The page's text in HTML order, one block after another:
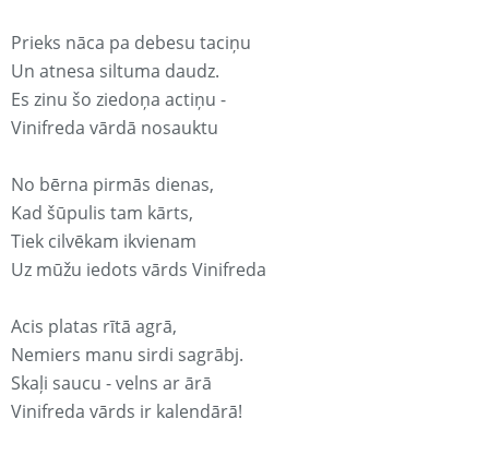
Prieks nāca pa debesu taciņu
Un atnesa siltuma daudz.
Es zinu šo ziedoņa actiņu -
Vinifreda vārdā nosauktu
No bērna pirmās dienas,
Kad šūpulis tam kārts,
Tiek cilvēkam ikvienam
Uz mūžu iedots vārds Vinifreda
Acis platas rītā agrā,
Nemiers manu sirdi sagrābj.
Skaļi saucu - velns ar ārā
Vinifreda vārds ir kalendārā!